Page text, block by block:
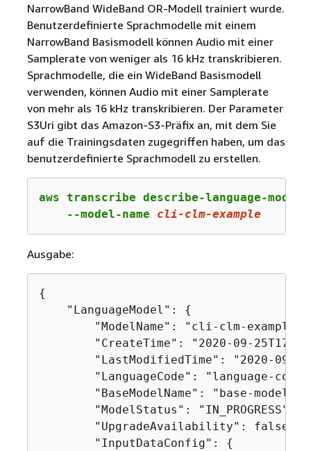
NarrowBand WideBand OR-Modell trainiert wurde.
Benutzerdefinierte Sprachmodelle mit einem
NarrowBand Basismodell können Audio mit einer
Samplerate von weniger als 16 kHz transkribieren.
Sprachmodelle, die ein WideBand Basismodell
verwenden, können Audio mit einer Samplerate
von mehr als 16 kHz transkribieren. Der Parameter
S3Uri gibt das Amazon-S3-Präfix an, mit dem Sie
auf die Trainingsdaten zugegriffen haben, um das
benutzerdefinierte Sprachmodell zu erstellen.
aws transcribe describe-language-model
    --model-name
cli-clm-example
Ausgabe:
{
    "LanguageModel":
{
        "ModelName": "cli-clm-example",
"CreateTime": "2020-09-
"LastModifiedTime": "2020-09-
"LanguageCode": "language-
"BaseModelName": "base-model-
        "ModelStatus": "IN_PROGRESS",
        "UpgradeAvailability": false,
        "InputDataConfig":
{